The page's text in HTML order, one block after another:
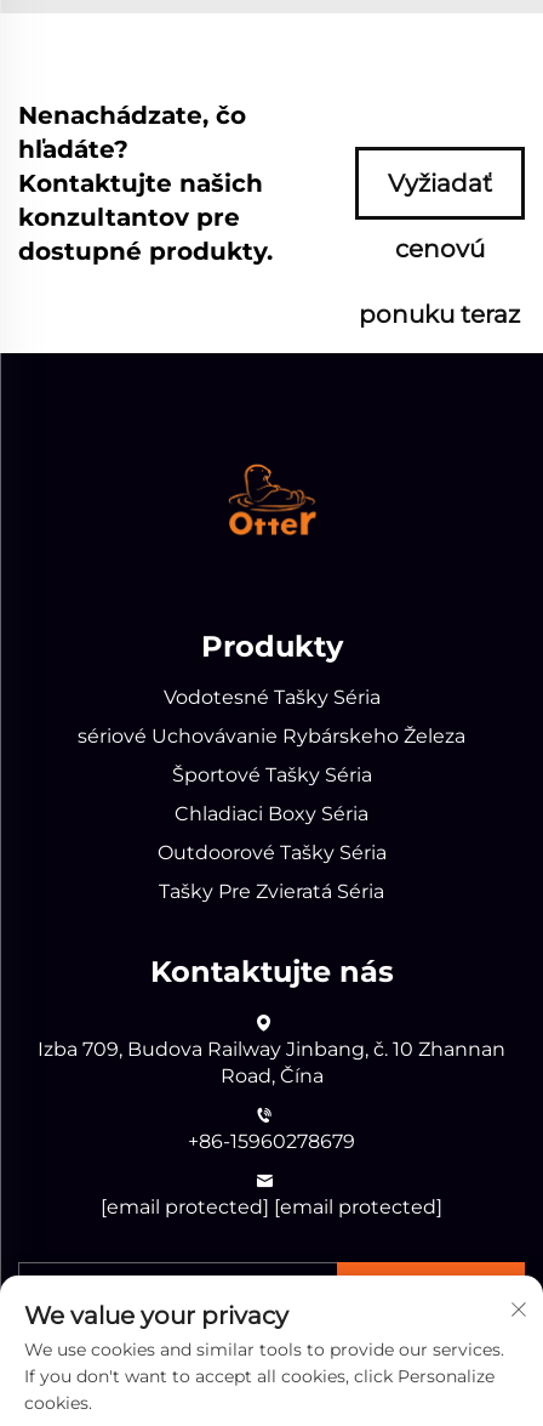
Nenachádzate, čo
hľadáte?
Kontaktujte našich
konzultantov pre
dostupné produkty.
Vyžiadať
cenovú
ponuku teraz
Produkty
Vodotesné Tašky Séria
sériové Uchovávanie Rybárskeho Železa
Športové Tašky Séria
Chladiaci Boxy Séria
Outdoorové Tašky Séria
Tašky Pre Zvieratá Séria
Kontaktujte nás
Izba 709, Budova Railway Jinbang, č. 10 Zhannan
Road, Čína
+86-15960278679
[email protected] [email protected]
We value your privacy
We use cookies and similar tools to provide our services.
If you don't want to accept all cookies, click Personalize
cookies.